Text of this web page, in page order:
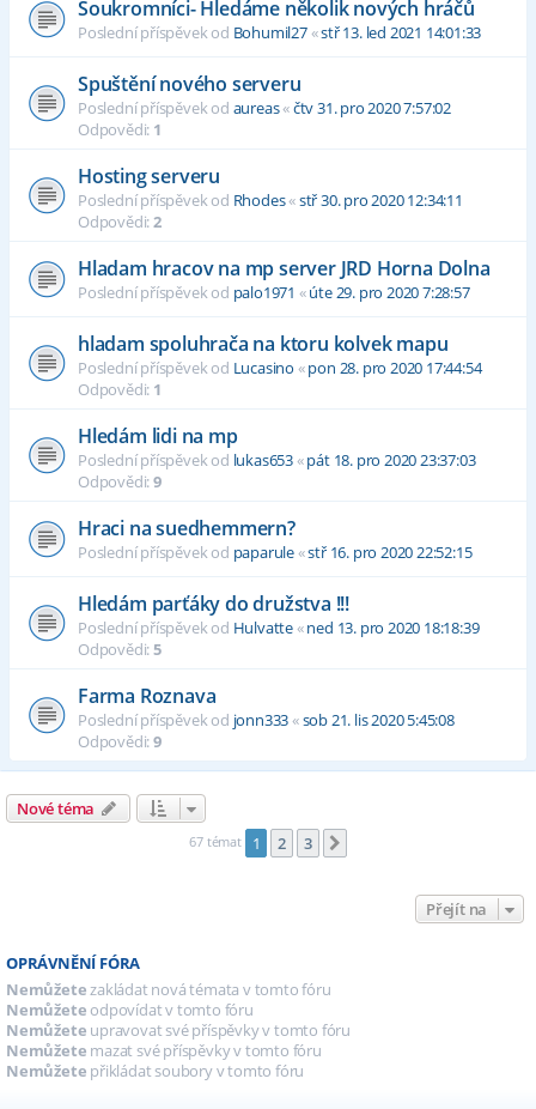
Soukromníci- Hledáme několik nových hráčů
Poslední příspěvek od Bohumil27«stř 13. led 2021 14:01:33
Spuštění nového serveru
Poslední příspěvek od aureas«čtv 31. pro 2020 7:57:02
Odpovědi: 1
Hosting serveru
Poslední příspěvek od Rhodes«stř 30. pro 2020 12:34:11
Odpovědi:2
Hladam hracov na mp server JRD Horna Dolna
Poslední příspěvek od palo1971 «úte 29. pro 2020 7:28:57
hladam spoluhrača na ktoru kolvek mapu
Poslední příspěvek od Lucasino «pon 28. pro 2020 17:44:54
Odpovědi: 1
Hledám lidi na mp
Poslední příspěvek od lukas653«pát 18. pro 2020 23:37:03
Odpovědi:9
Hraci na suedhemmern?
Poslední příspěvek od paparule«stř 16. pro 2020 22:52:15
Hledám parťáky do družstva !!!
Poslední příspěvek od Hulvatte«ned 13. pro 2020 18:18:39
Odpovědi:5
Farma Roznava
Poslední příspěvek od jonn333«sob 21. lis 2020 5:45:08
Odpovědi:9
Nové téma
67 témat 1 2 3
Přejít na
OPRÁVNĚNÍ FÓRA
Nemůžetezakládat nová témata v tomto fóru
Nemůžete odpovídat v tomto fóru
Nemůžete upravovat své příspěvky v tomto fóru
Nemůžete mazat své příspěvky v tomto fóru
Nemůžete přikládat soubory v tomto fóru